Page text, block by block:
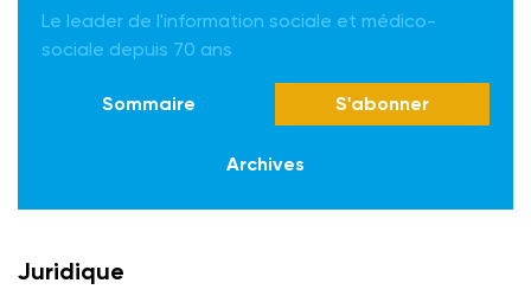
Le leader de l'information sociale et médico-
sociale depuis 70 ans
Sommaire S'abonner
Archives
Juridique